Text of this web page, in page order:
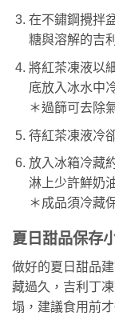
在不鏽鋼攪拌
糖與溶解的吉
將紅茶凍液以
底放入冰水中
＊過篩可去除
待紅茶凍液冷
放入冰箱冷藏
淋上少許鮮奶
＊成品須冷藏
夏日甜品保存
做好的夏日甜品
藏過久，吉利丁
塌，建議食用前